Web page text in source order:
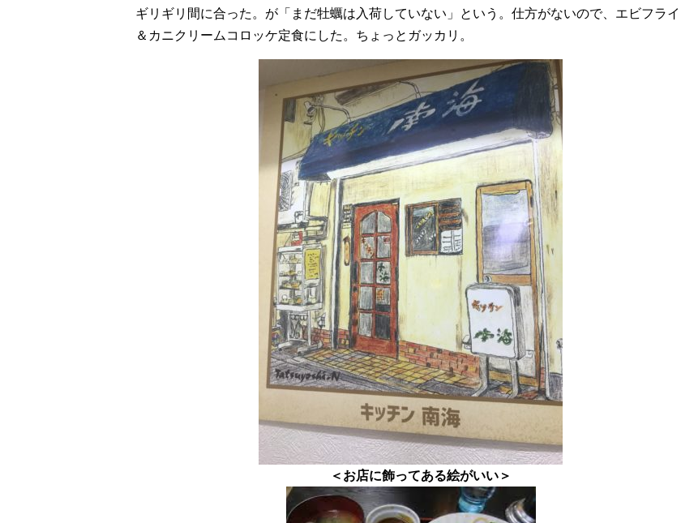
ギリギリ間に合った。が「まだ牡蠣は入荷していない」という。仕方がないので、エビフライ
＆カニクリームコロッケ定食にした。ちょっとガッカリ。
＜お店に飾ってある絵がいい＞